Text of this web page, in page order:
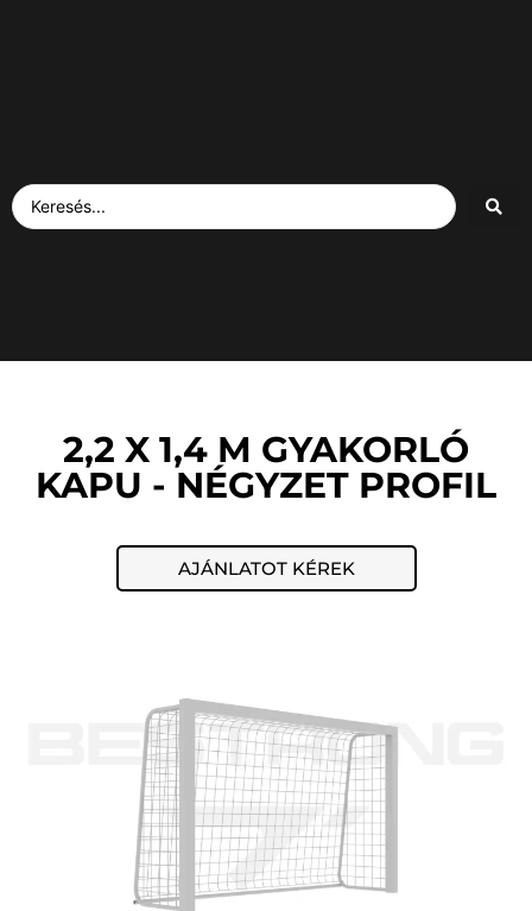
2,2 X 1,4 M GYAKORLÓ
KAPU - NÉGYZET PROFIL
AJÁNLATOT KÉREK